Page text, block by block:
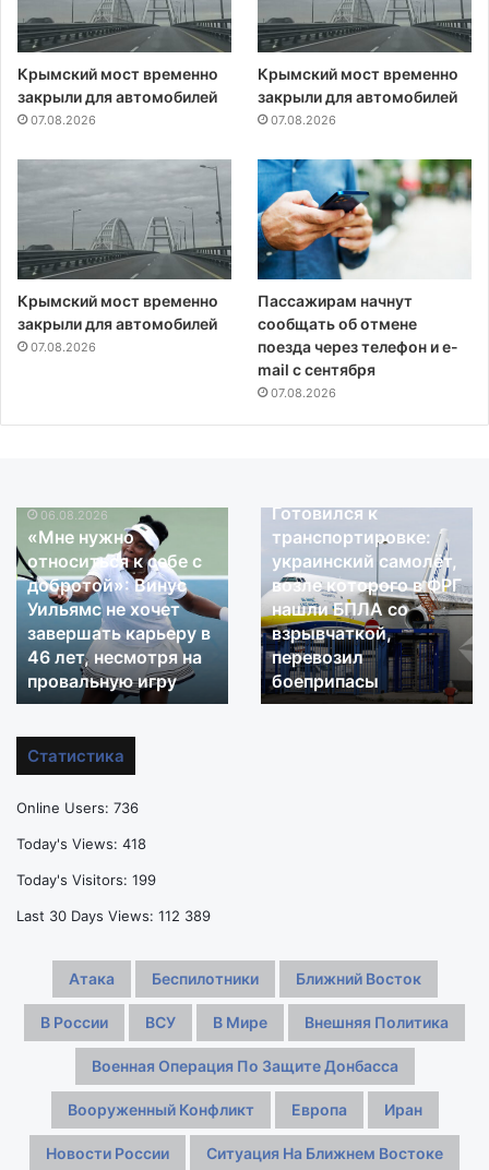
Крымский мост временно
закрыли для автомобилей
07.08.2026
Крымский мост временно
закрыли для автомобилей
07.08.2026
Крымский мост временно
закрыли для автомобилей
07.08.2026
Пассажирам начнут
сообщать об отмене
поезда через телефон и e-
mail с сентября
07.08.2026
«Мне
нужно
относиться
к
себе
добротой»:
Винус
Уильямс
хочет
в
46
несмотря
на
провальную
06.08.2026
«Мне нужно
относиться к себе с
добротой»: Винус
Уильямс не хочет
завершать карьеру в
46 лет, несмотря на
провальную игру
Готовился
транспортировке:
украинский
самолёт,
возле
которого
в
ФРГ
Готовился к
транспортировке:
украинский самолёт,
возле которого в ФРГ
нашли БПЛА со
взрывчаткой,
перевозил
боеприпасы
Статистика
Online Users: 736
Today's Views: 418
Today's Visitors: 199
Last 30 Days Views: 112 389
Атака Беспилотники Ближний Восток
В России ВСУ В Мире Внешняя Политика
Военная Операция По Защите Донбасса
Вооруженный Конфликт Европа Иран
Новости России Ситуация На Ближнем Востоке